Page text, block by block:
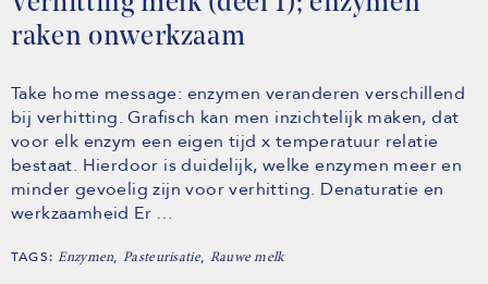
raken onwerkzaam
Take home message: enzymen veranderen verschillend
bij verhitting. Grafisch kan men inzichtelijk maken, dat
voor elk enzym een eigen tijd x temperatuur relatie
bestaat. Hierdoor is duidelijk, welke enzymen meer en
minder gevoelig zijn voor verhitting. Denaturatie en
werkzaamheid Er …
TAGS:Enzymen, Pasteurisatie, Rauwe melk